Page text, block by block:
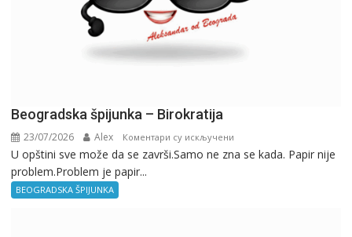
Beogradska špijunka – Birokratija
23/07/2026 Alex Коментари су искључени
Beogradska
U opštini sve može da se završi.Samo ne zna se kada. Papir nije
problem.Problem je papir...
BEOGRADSKA ŠPIJUNKA